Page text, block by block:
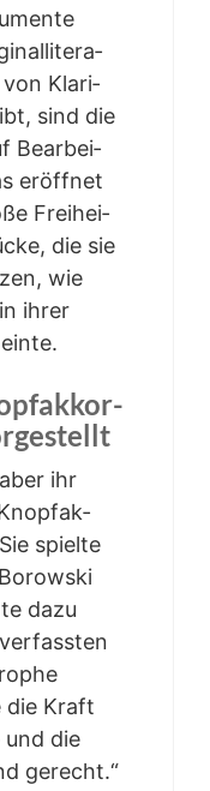
von Kla­ri­
sind die
Bear­bei­
eröff­net
Frei­hei­
die sie
wie
ihrer
ihr
spiel­te
dazu
die Kraft
und die
gerecht.“